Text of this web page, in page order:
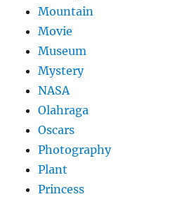
Mountain
Movie
Museum
Mystery
NASA
Olahraga
Oscars
Photography
Plant
Princess